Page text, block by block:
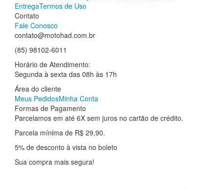
EntregaTermos de Uso
Contato
Fale Conosco
contato@motohad.com.br
(85) 98102-6011
Horário de Atendimento:
Segunda à sexta das 08h às 17h
Área do cliente
Meus PedidosMinha Conta
Formas de Pagamento
Parcelamos em até 6X sem juros no cartão de crédito.
Parcela mínima de R$ 29,90.
5% de desconto à vista no boleto
Sua compra mais segura!